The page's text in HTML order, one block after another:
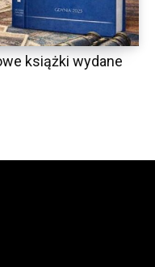
książki wydane